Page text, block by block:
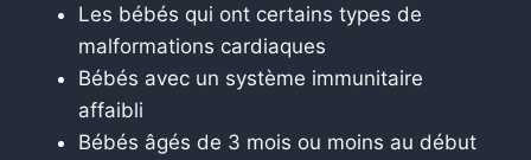
Les bébés qui ont certains types de
malformations cardiaques
Bébés avec un système immunitaire
affaibli
Bébés âgés de 3 mois ou moins au début